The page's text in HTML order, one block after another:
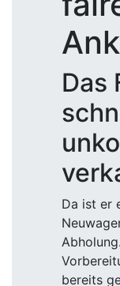
Das
Da ist er
bereits